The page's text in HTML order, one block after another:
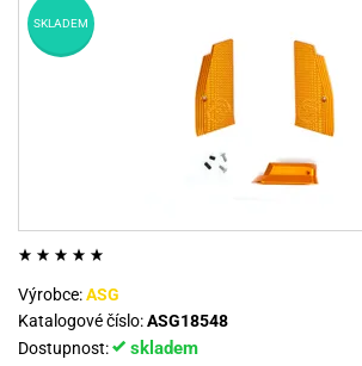
PŘÍSLUŠENSTVÍ
SKLADEM
Výrobce:ASG
Katalogové číslo:ASG18548
Dostupnost:
skladem